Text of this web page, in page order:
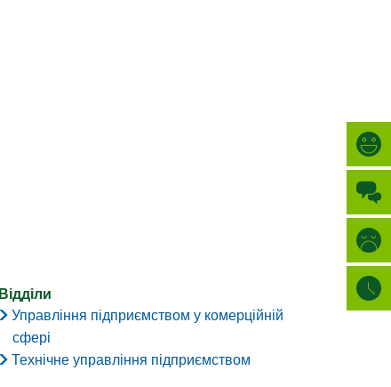
Відділи
Управління підприємством у комерційній
сфері
Технічне управління підприємством